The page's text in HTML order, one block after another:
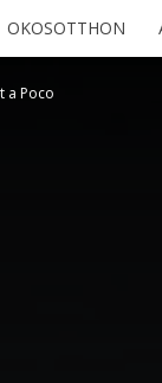
OKOSOTTHON
a Poco